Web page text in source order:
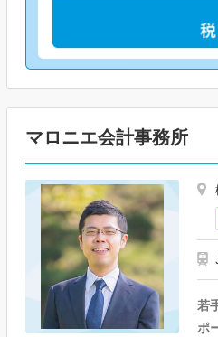
マロニエ会計事務所
若
ポ